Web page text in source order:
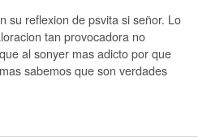
su reflexion de psvita si señor. Lo
tan provocadora no
al sonyer mas adicto por que
sabemos que son verdades